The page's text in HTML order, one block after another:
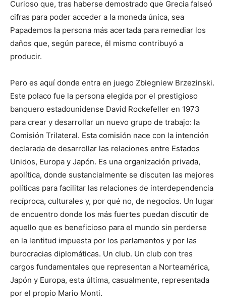
Curioso que, tras haberse demostrado que Grecia falseó
cifras para poder acceder a la moneda única, sea
Papademos la persona más acertada para remediar los
daños que, según parece, él mismo contribuyó a
producir.
Pero es aquí donde entra en juego Zbiegniew Brzezinski.
Este polaco fue la persona elegida por el prestigioso
banquero estadounidense David Rockefeller en 1973
para crear y desarrollar un nuevo grupo de trabajo: la
Comisión Trilateral. Esta comisión nace con la intención
declarada de desarrollar las relaciones entre Estados
Unidos, Europa y Japón. Es una organización privada,
apolítica, donde sustancialmente se discuten las mejores
políticas para facilitar las relaciones de interdependencia
recíproca, culturales y, por qué no, de negocios. Un lugar
de encuentro donde los más fuertes puedan discutir de
aquello que es beneficioso para el mundo sin perderse
en la lentitud impuesta por los parlamentos y por las
burocracias diplomáticas. Un club. Un club con tres
cargos fundamentales que representan a Norteamérica,
Japón y Europa, esta última, casualmente, representada
por el propio Mario Monti.